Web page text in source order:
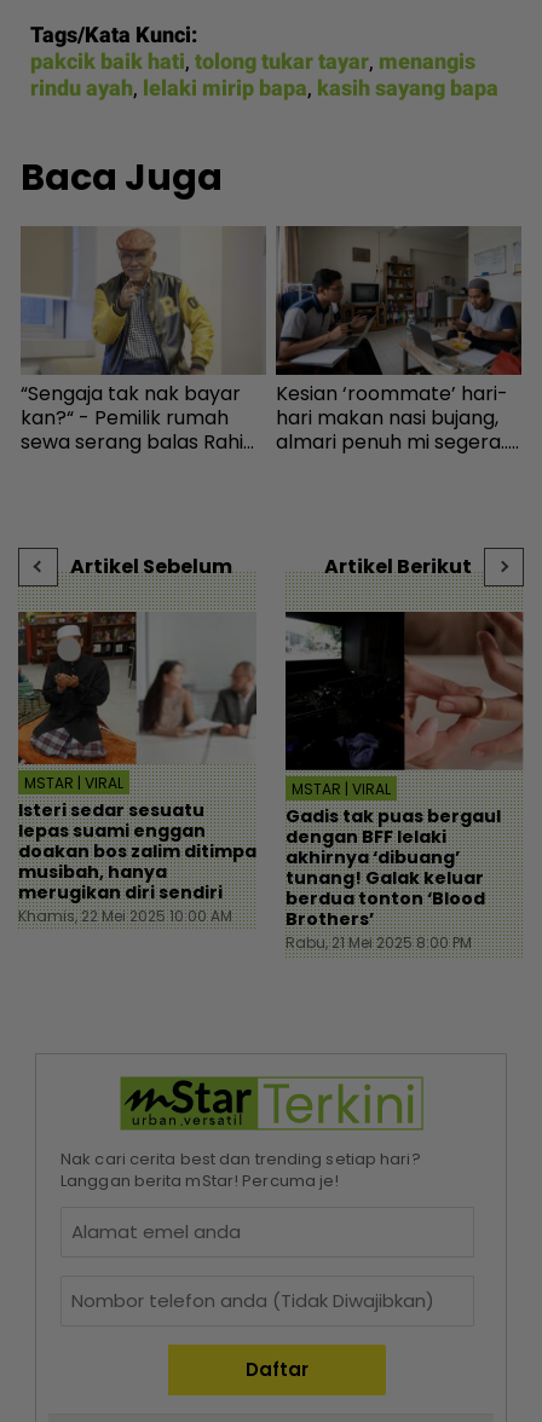
Tags/Kata Kunci:
pakcik baik hati, tolong tukar tayar, menangis
rindu ayah, lelaki mirip bapa, kasih sayang bapa
Baca Juga
“Sengaja tak nak bayar
kan?“ - Pemilik rumah
sewa serang balas Rahim
Kesian ‘roommate’ hari-
hari makan nasi bujang,
almari penuh mi segera...
Artikel Sebelum
MSTAR | VIRAL
Isteri sedar sesuatu
lepas suami enggan
doakan bos zalim ditimpa
musibah, hanya
merugikan diri sendiri
Khamis, 22 Mei 2025 10:00 AM
Artikel Berikut
MSTAR | VIRAL
Gadis tak puas bergaul
dengan BFF lelaki
akhirnya ‘dibuang’
tunang! Galak keluar
berdua tonton ‘Blood
Brothers’
Rabu, 21 Mei 2025 8:00 PM
Nak cari cerita best dan trending setiap hari?
Langgan berita mStar! Percuma je!